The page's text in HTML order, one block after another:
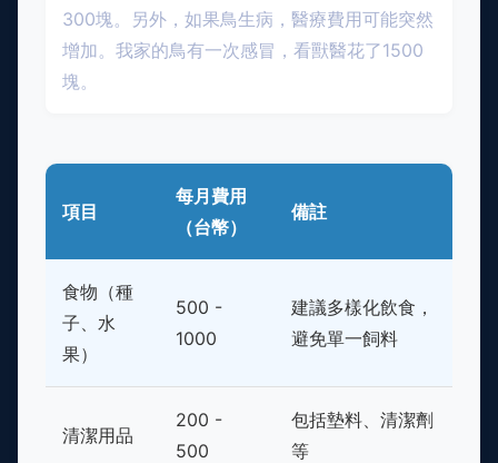
300塊。另外，如果鳥生病，醫療費用可能突然
增加。我家的鳥有一次感冒，看獸醫花了1500
塊。
項目
每月費用
（台幣）
備註
食物（種
子、水
果）
500 -
1000
建議多樣化飲食，
避免單一飼料
清潔用品
200 -
500
包括墊料、清潔劑
等